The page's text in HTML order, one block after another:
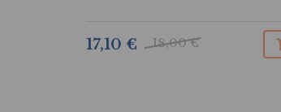
18,00 €
17,10 €